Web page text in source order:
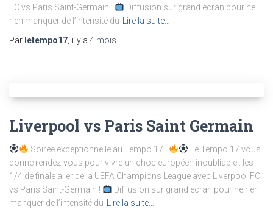
FC vs Paris Saint-Germain !
Diffusion sur grand écran pour ne
rien manquer de l’intensité du
Lire la suite…
Par letempo17 , il y a 4 mois
Liverpool vs Paris Saint Germain
Soirée exceptionnelle au Tempo 17 !
Le Tempo 17 vous
donne rendez-vous pour vivre un choc européen inoubliable : les
1/4 de finale aller de la UEFA Champions League avec Liverpool FC
vs Paris Saint-Germain !
Diffusion sur grand écran pour ne rien
manquer de l’intensité du
Lire la suite…